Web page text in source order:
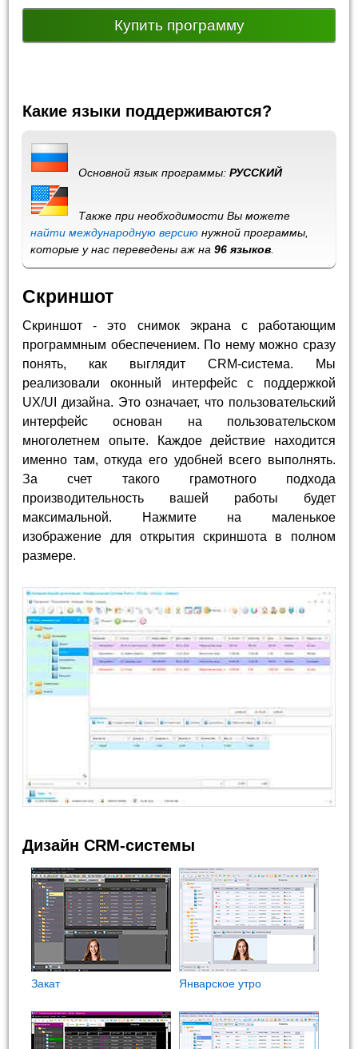
Купить программу
Какие языки поддерживаются?
Основной язык программы:РУССКИЙ
Также при необходимости Вы можете
найти международную версию нужной программы,
которые у нас переведены аж на96 языков
Скриншот
Скриншот - это снимок экрана с работающим
программным обеспечением. По нему можно сразу
понять, как выглядит CRM-система. Мы
реализовали оконный интерфейс с поддержкой
UX/UI дизайна. Это означает, что пользовательский
интерфейс основан на пользовательском
многолетнем опыте. Каждое действие находится
именно там, откуда его удобней всего выполнять.
За счет такого грамотного подхода
производительность вашей работы будет
максимальной. Нажмите на маленькое
изображение для открытия скриншота в полном
размере.
Дизайн CRM-системы
Закат Январское утро